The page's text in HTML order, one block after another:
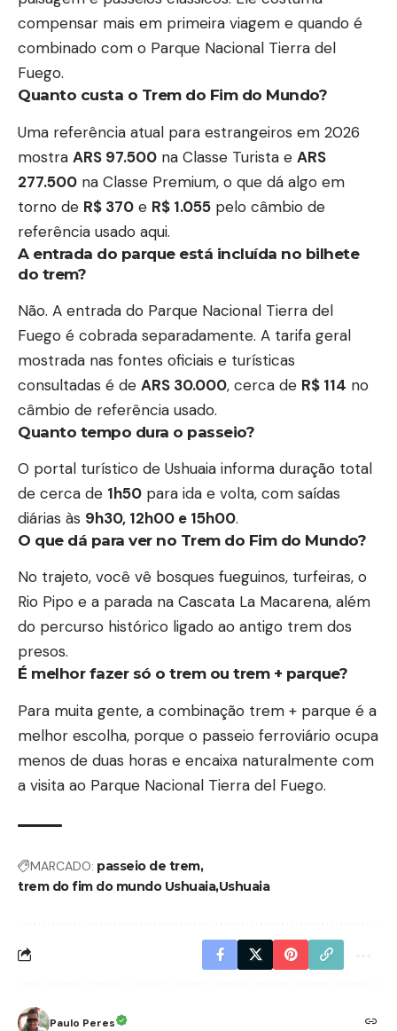
compensar mais em primeira viagem e quando é
combinado com o Parque Nacional Tierra del
Fuego.
Quanto custa o Trem do Fim do Mundo?
Uma referência atual para estrangeiros em 2026
mostra ARS 97.500 na Classe Turista e ARS
277.500 na Classe Premium, o que dá algo em
torno de R$ 370 e R$ 1.055 pelo câmbio de
referência usado aqui.
A entrada do parque está incluída no bilhete
do trem?
Não. A entrada do Parque Nacional Tierra del
Fuego é cobrada separadamente. A tarifa geral
mostrada nas fontes oficiais e turísticas
consultadas é de ARS 30.000, cerca de R$ 114 no
câmbio de referência usado.
Quanto tempo dura o passeio?
O portal turístico de Ushuaia informa duração total
de cerca de 1h50 para ida e volta, com saídas
diárias às 9h30, 12h00 e 15h00.
O que dá para ver no Trem do Fim do Mundo?
No trajeto, você vê bosques fueguinos, turfeiras, o
Rio Pipo e a parada na Cascata La Macarena, além
do percurso histórico ligado ao antigo trem dos
presos.
É melhor fazer só o trem ou trem + parque?
Para muita gente, a combinação trem + parque é a
melhor escolha, porque o passeio ferroviário ocupa
menos de duas horas e encaixa naturalmente com
a visita ao Parque Nacional Tierra del Fuego.
MARCADO: passeio de trem
trem do fim do mundo UshuaiaUshuaia
Paulo Peres